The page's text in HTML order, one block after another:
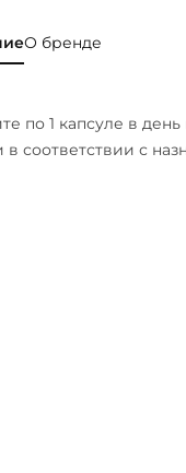
О бренде
по 1 капсуле в
в соответствии с